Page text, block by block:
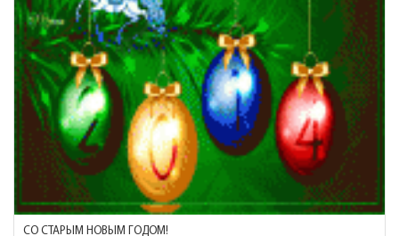
СО СТАРЫМ НОВЫМ ГОДОМ!